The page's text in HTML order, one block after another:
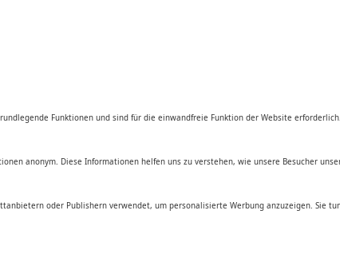
Funktionen und sind für die einwandfreie Funktion der Website erforderlich.
anonym. Diese Informationen helfen uns zu verstehen, wie unsere Besucher
oder Publishern verwendet, um personalisierte Werbung anzuzeigen. Sie